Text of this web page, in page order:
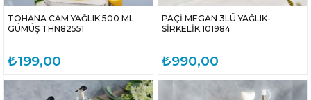
TOHANA CAM YAĞLIK 500 ML
GÜMÜŞ THN82551
₺199,00
PAÇİ MEGAN 3LÜ YAĞLIK-
SİRKELİK 101984
₺990,00